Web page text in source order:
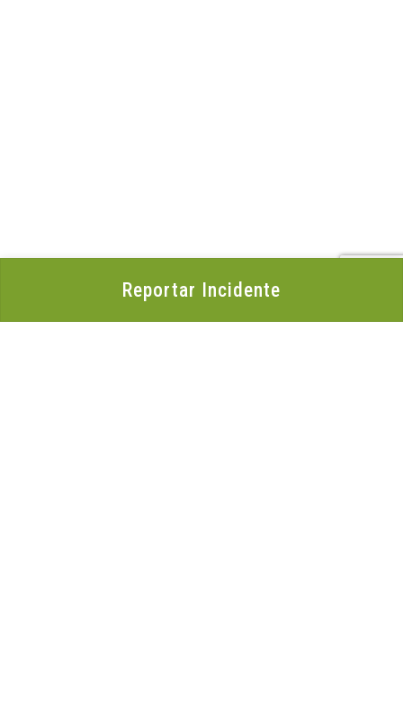
Reportar Incidente